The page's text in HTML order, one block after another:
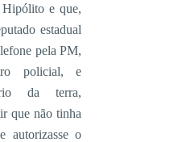
e que,
estadual
pela PM,
policial, e
da terra,
que não tinha
autorizasse o